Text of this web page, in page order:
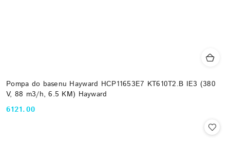
Pompa do basenu Hayward HCP11653E7 KT610T2.B IE3 (380
V, 88 m3/h, 6.5 KM) Hayward
Cena:
6121.00